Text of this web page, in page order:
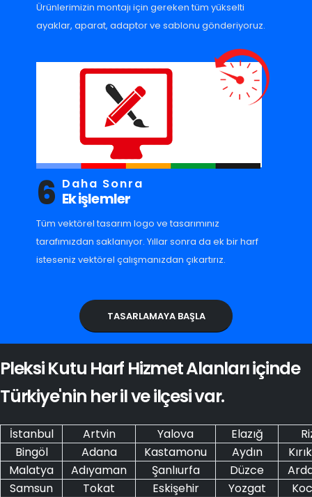
Ürünlerimizin montajı için gereken tüm yükselti
ayaklar, aparat, adaptor ve sablonu gönderiyoruz.
6 Daha Sonra
Ek işlemler
Tüm vektörel tasarım logo ve tasarımınız
tarafımızdan saklanıyor. Yıllar sonra da ek bir harf
isteseniz vektörel çalışmanızdan çıkartırız.
TASARLAMAYA BAŞLA
Pleksi Kutu Harf Hizmet Alanları içinde
Türkiye'nin her il ve ilçesi var.
İstanbul Artvin Yalova Elazığ
Bingöl
Adana Kastamonu Aydın
Malatya
Adıyaman Şanlıurfa Düzce
Samsun
Tokat Eskişehir Yozgat